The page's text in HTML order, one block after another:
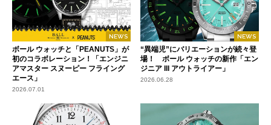
NEWS
ボール ウォッチと「PEANUTS」が
初のコラボレーション！「エンジニ
アマスター スヌーピー フライング
エース」
2026.07.01
NEWS
“異端児”にバリエーションが続々登
場！ ボール ウォッチの新作「エン
ジニア III アウトライアー」
2026.06.28